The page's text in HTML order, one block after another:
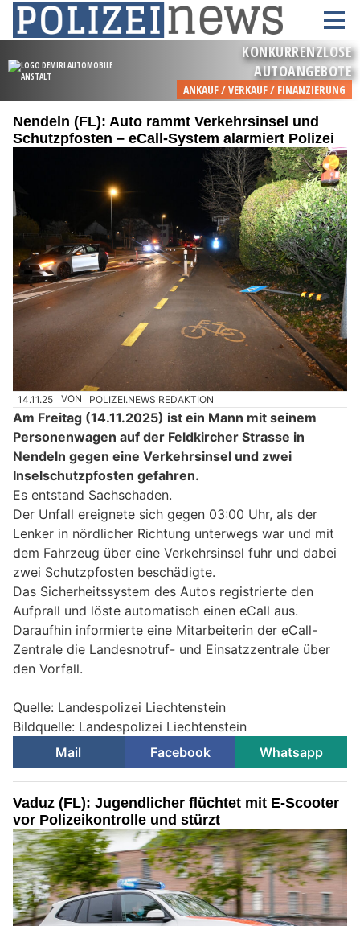
Nendeln (FL): Auto rammt Verkehrsinsel und
Schutzpfosten – eCall-System alarmiert Polizei
14.11.25 VON POLIZEI.NEWS REDAKTION
Am Freitag (14.11.2025) ist ein Mann mit seinem
Personenwagen auf der Feldkircher Strasse in
Nendeln gegen eine Verkehrsinsel und zwei
Inselschutzpfosten gefahren.
Es entstand Sachschaden.
Der Unfall ereignete sich gegen 03:00 Uhr, als der
Lenker in nördlicher Richtung unterwegs war und mit
dem Fahrzeug über eine Verkehrsinsel fuhr und dabei
zwei Schutzpfosten beschädigte.
Das Sicherheitssystem des Autos registrierte den
Aufprall und löste automatisch einen eCall aus.
Daraufhin informierte eine Mitarbeiterin der eCall-
Zentrale die Landesnotruf- und Einsatzzentrale über
den Vorfall.
Quelle: Landespolizei Liechtenstein
Bildquelle: Landespolizei Liechtenstein
Mail
Facebook Whatsapp
Vaduz (FL): Jugendlicher flüchtet mit E-Scooter
vor Polizeikontrolle und stürzt